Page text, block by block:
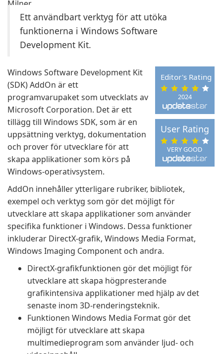
Ett användbart verktyg för att utöka
funktionerna i Windows Software
Development Kit.
2024
Editor's Rating
VERY GOOD
User Rating
Windows Software Development Kit
(SDK) AddOn är ett
programvarupaket som utvecklats av
Microsoft Corporation. Det är ett
tillägg till Windows SDK, som är en
uppsättning verktyg, dokumentation
och prover för utvecklare för att
skapa applikationer som körs på
Windows-operativsystem.
AddOn innehåller ytterligare rubriker, bibliotek,
exempel och verktyg som gör det möjligt för
utvecklare att skapa applikationer som använder
specifika funktioner i Windows. Dessa funktioner
inkluderar DirectX-grafik, Windows Media Format,
Windows Imaging Component och andra.
DirectX-grafikfunktionen gör det möjligt för
utvecklare att skapa högpresterande
grafikintensiva applikationer med hjälp av det
senaste inom 3D-renderingsteknik.
Funktionen Windows Media Format gör det
möjligt för utvecklare att skapa
multimedieprogram som använder ljud- och